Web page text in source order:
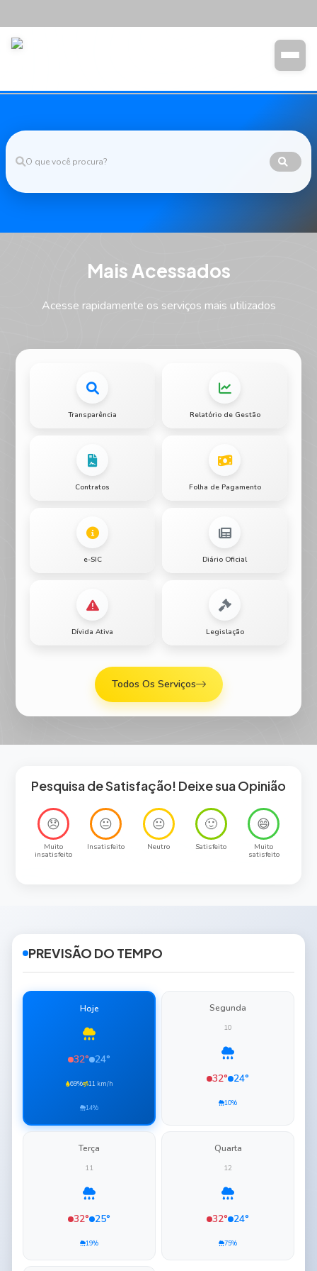
Mais Acessados
Acesse rapidamente os serviços mais utilizados
Transparência Relatório de Gestão
Contratos Folha de Pagamento
e-SIC Diário Oficial
Dívida Ativa Legislação
Todos Os Serviços
Pesquisa de Satisfação! Deixe sua Opinião
😞
Muito
insatisfeito
😐
Insatisfeito
😐
Neutro
🙂
Satisfeito
😄
Muito
satisfeito
PREVISÃO DO TEMPO
Hoje
32° 24°
69% 11 km/h
14%
Segunda
10
32° 24°
10%
Terça
11
32° 25°
19%
Quarta
12
32° 24°
75%